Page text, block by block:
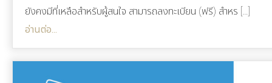
ยังคงมีที่เหลือสำหรับผู้สนใจ สามารถลงทะเบียน (ฟรี) สำหร […]
อ่านต่อ...